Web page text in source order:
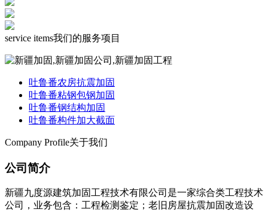
service items我们的服务项目
吐鲁番农房抗震加固
吐鲁番粘钢包钢加固
吐鲁番钢结构加固
吐鲁番构件加大截面
Company Profile关于我们
公司简介
新疆九度源建筑加固工程技术有限公司是一家综合类工程技术
公司，业务包含：工程检测鉴定；老旧房屋抗震加固改造设